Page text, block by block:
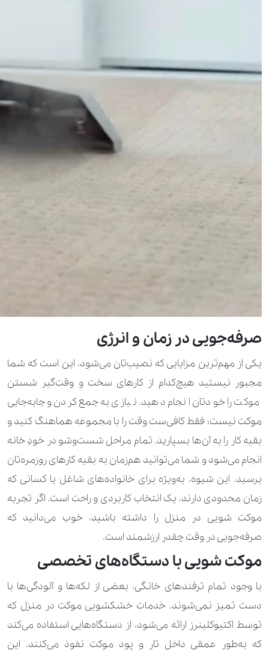
310.000 تومان
دستمال گردن
ژاکت بلند 210.000 تومان
ژاکت ساده 170.000 تومان 330.000 تومان
ساق دست 100.000 تومان
سرهمی 260.000 تومان 420.000 تومان
سویشرت 170.000 تومان
شال 100.000 تومان 190.000 تومان
شال گردن 100.000 تومان 190.000 تومان
شال و روسری ابریشمی 350.000 تومان
شلوار 120.000 تومان 170.000 تومان
صرفه‌جویی در زمان و انرژی
یکی از مهم‌ترین مزایایی که نصیب‌تان می‌شود، این است که شما
مجبور نیستید هیچ‌کدام از کارهای سخت و وقت‌گیر شستن
موکت را خودتان انجام دهید. نیازی به جمع‌کردن و جابه‌جایی
موکت نیست؛ فقط کافی‌ست وقت را با مجموعه هماهنگ کنید و
بقیه کار را به آن‌ها بسپارید. تمام مراحل شست‌وشو در خودِ خانه
انجام می‌شود و شما می‌توانید هم‌زمان به بقیه کارهای روزمره‌تان
برسید. این شیوه، به‌ویژه برای خانواده‌های شاغل یا کسانی که
زمان محدودی دارند، یک انتخاب کاربردی و راحت است. اگر تجربه
موکت شویی در منزل را داشته باشید، خوب می‌دانید که
صرفه‌جویی در وقت چقدر ارزشمند است.
موکت شویی با دستگاه‌های تخصصی
با وجود تمام ترفندهای خانگی، بعضی از لکه‌ها و آلودگی‌ها با
دست تمیز نمی‌شوند. خدمات خشکشویی موکت در منزل که
توسط اکتیوکلینرز ارائه می‌شود، از دستگاه‌هایی استفاده می‌کند
که به‌طور عمقی داخل تار و پود موکت نفوذ می‌کنند. این